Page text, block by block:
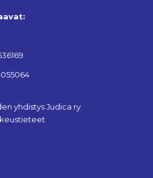
yhdistys Judica ry